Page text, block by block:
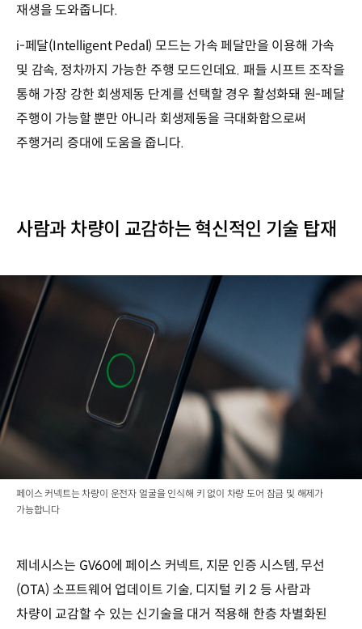
재생을 도와줍니다.
i-페달(Intelligent Pedal) 모드는 가속 페달만을 이용해 가속
및 감속, 정차까지 가능한 주행 모드인데요. 패들 시프트 조작을
통해 가장 강한 회생제동 단계를 선택할 경우 활성화돼 원-페달
주행이 가능할 뿐만 아니라 회생제동을 극대화함으로써
주행거리 증대에 도움을 줍니다.
사람과 차량이 교감하는 혁신적인 기술 탑재
페이스 커넥트는 차량이 운전자 얼굴을 인식해 키 없이 차량 도어 잠금 및 해제가
가능합니다
제네시스는 GV60에 페이스 커넥트, 지문 인증 시스템, 무선
(OTA) 소프트웨어 업데이트 기술, 디지털 키 2 등 사람과
차량이 교감할 수 있는 신기술을 대거 적용해 한층 차별화된